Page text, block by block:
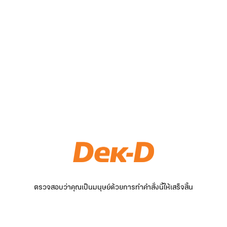
ตรวจสอบว่าคุณเป็นมนุษย์ด้วยการทำคำสั่งนี้ให้เสร็จสิ้น